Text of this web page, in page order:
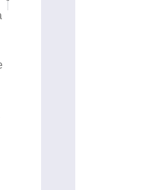
é condenado a penas que somam 31 anos